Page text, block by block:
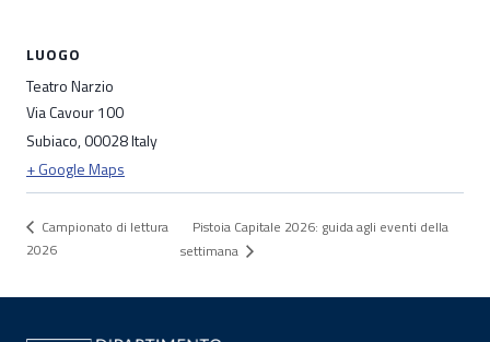
LUOGO
Teatro Narzio
Via Cavour 100
Subiaco,00028Italy
+ Google Maps
Campionato di lettura
2026
Pistoia Capitale 2026: guida agli eventi della
settimana